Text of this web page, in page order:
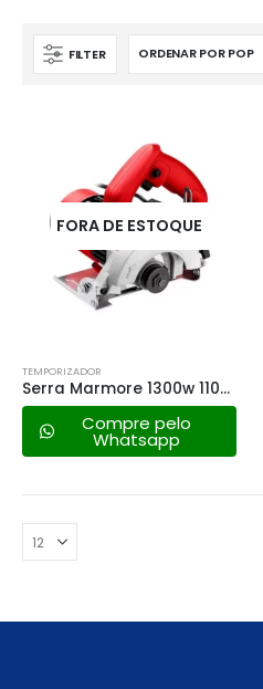
FILTER
FORA DE ESTOQUE
TEMPORIZADOR
Serra Marmore 1300w 110mm 220v – Worker
Compre pelo
Whatsapp